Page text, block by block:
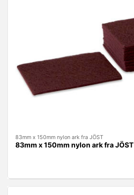
83mm x 150mm nylon ark fra JÖST
83mm x 150mm nylon ark fra JÖST